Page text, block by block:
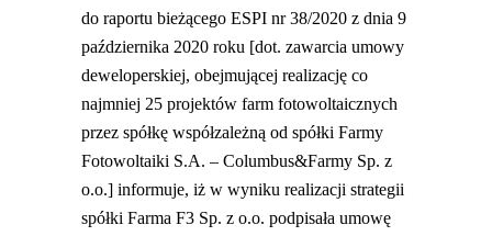
do raportu bieżącego ESPI nr 38/2020 z dnia 9
października 2020 roku [dot. zawarcia umowy
deweloperskiej, obejmującej realizację co
najmniej 25 projektów farm fotowoltaicznych
przez spółkę współzależną od spółki Farmy
Fotowoltaiki S.A. – Columbus&Farmy Sp. z
o.o.] informuje, iż w wyniku realizacji strategii
spółki Farma F3 Sp. z o.o. podpisała umowę